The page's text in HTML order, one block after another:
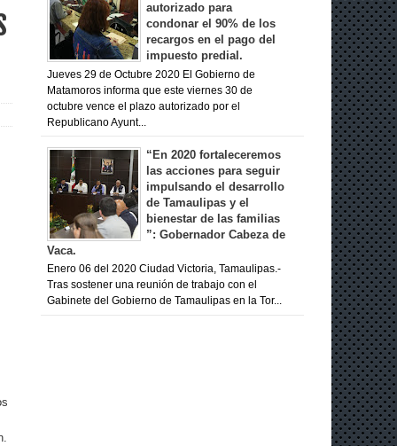
autorizado para
condonar el 90% de los
recargos en el pago del
impuesto predial.
Jueves 29 de Octubre 2020 El Gobierno de
Matamoros informa que este viernes 30 de
octubre vence el plazo autorizado por el
Republicano Ayunt...
“En 2020 fortaleceremos
las acciones para seguir
impulsando el desarrollo
de Tamaulipas y el
bienestar de las familias
”: Gobernador Cabeza de
Vaca.
Enero 06 del 2020 Ciudad Victoria, Tamaulipas.-
Tras sostener una reunión de trabajo con el
Gabinete del Gobierno de Tamaulipas en la Tor...